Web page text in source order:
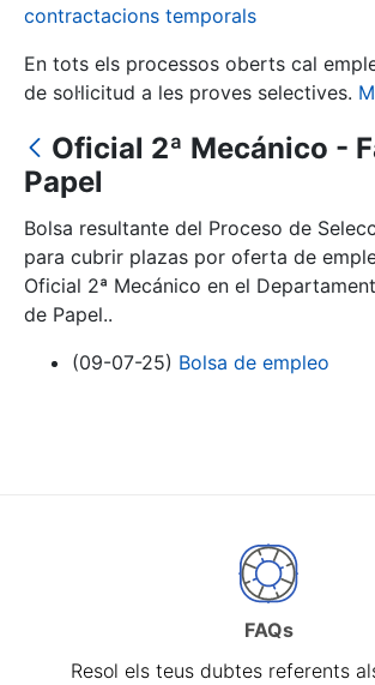
Mostra/Amaga
Mostra/Amaga
Mostra/Amaga
contractacions temporals
En tots els processos oberts cal
de sol·licitud a les proves selectives.
Oficial 2ª Mecánico -
Papel
Bolsa resultante del Proceso de
para cubrir plazas por oferta de
Oficial 2ª Mecánico en el
de Papel..
(09-07-25) Bolsa de empleo
FAQs
Resol els teus dubtes referents